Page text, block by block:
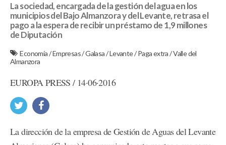
La sociedad, encargada de la gestión del agua en los
municipios del Bajo Almanzora y del Levante, retrasa el
pago a la espera de recibir un préstamo de 1,9 millones
de Diputación
Economía/Empresas/Galasa/Levante/Paga extra/Valle del
Almanzora
EUROPA PRESS / 14·06·2016
La dirección de la empresa de Gestión de Aguas del Levante